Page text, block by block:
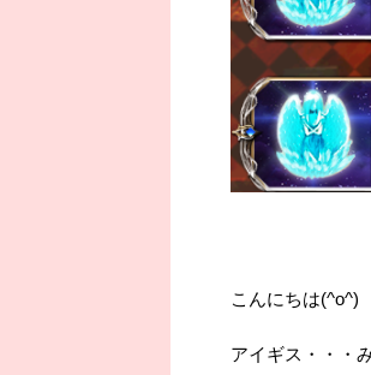
こんにちは
アイギス・・・